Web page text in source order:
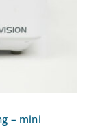
– mini